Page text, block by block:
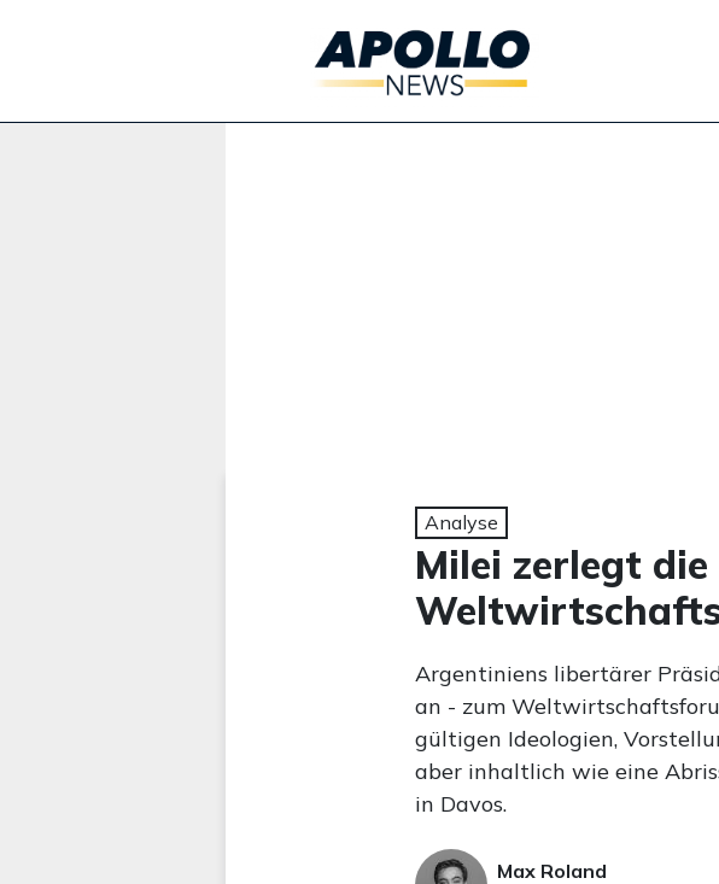
Analyse
Milei zerlegt
Argentiniens libertärer
an - zum
gültigen Ideologien,
aber inhaltlich wie eine
in Davos.
Max Roland